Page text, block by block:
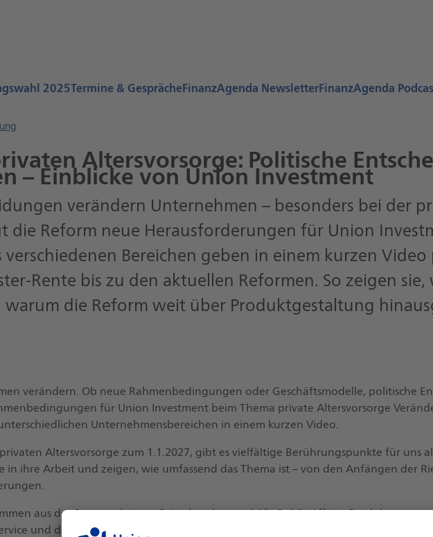
2025Termine & GesprächeFinanzAgenda NewsletterFinanzAgenda
Altersvorsorge: Politische
– Einblicke von Union Investment
verändern Unternehmen – besonders bei der
die Reform neue Herausforderungen für Union
Bereichen geben in einem kurzen
Rente bis zu den aktuellen Reformen. So zeigen
warum die Reform weit über Produktgestaltung
verändern. Ob neue Rahmenbedingungen oder Geschäftsmodelle, politische
für Union Investment beim Thema private Altersvorsorge
Unternehmensbereichen in einem kurzen Video.
Altersvorsorge zum 1.1.2027, gibt es vielfältige Berührungspunkte für uns
in ihre Arbeit und zeigen, wie umfassend das Thema ist – von den Anfängen der
aus der Segmentleitung Privatkundengeschäft, Public Affairs,
und dem Depotgeschäft.